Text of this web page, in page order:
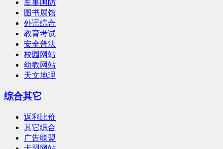
军事国防
图书展馆
外语综合
教育考试
安全普法
校园网站
幼教网站
天文地理
综合其它
返利比价
其它综合
广告联盟